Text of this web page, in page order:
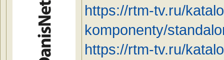
https://rtm-tv.ru/
komponenty/
https://rtm-tv.ru/